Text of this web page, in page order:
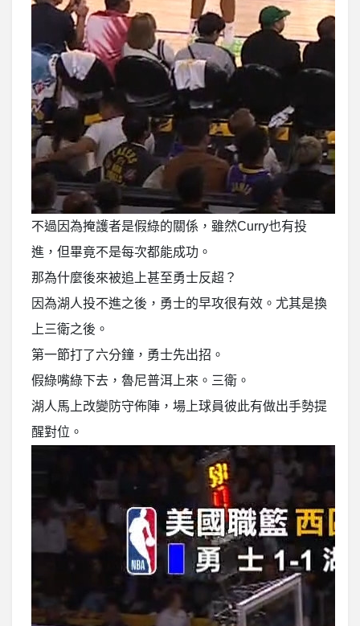
不過因為掩護者是假綠的關係，雖然Curry也有投
進，但畢竟不是每次都能成功。
那為什麼後來被追上甚至勇士反超？
因為湖人投不進之後，勇士的早攻很有效。尤其是換
上三衛之後。
第一節打了六分鐘，勇士先出招。
假綠嘴綠下去，魯尼普洱上來。三衛。
湖人馬上改變防守佈陣，場上球員彼此有做出手勢提
醒對位。